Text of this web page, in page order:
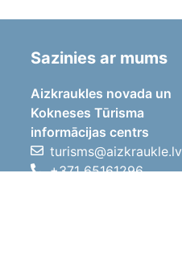
Sazinies ar mums
Aizkraukles novada un
Kokneses Tūrisma
informācijas centrs
turisms@aizkraukle.lv
+371 65161296